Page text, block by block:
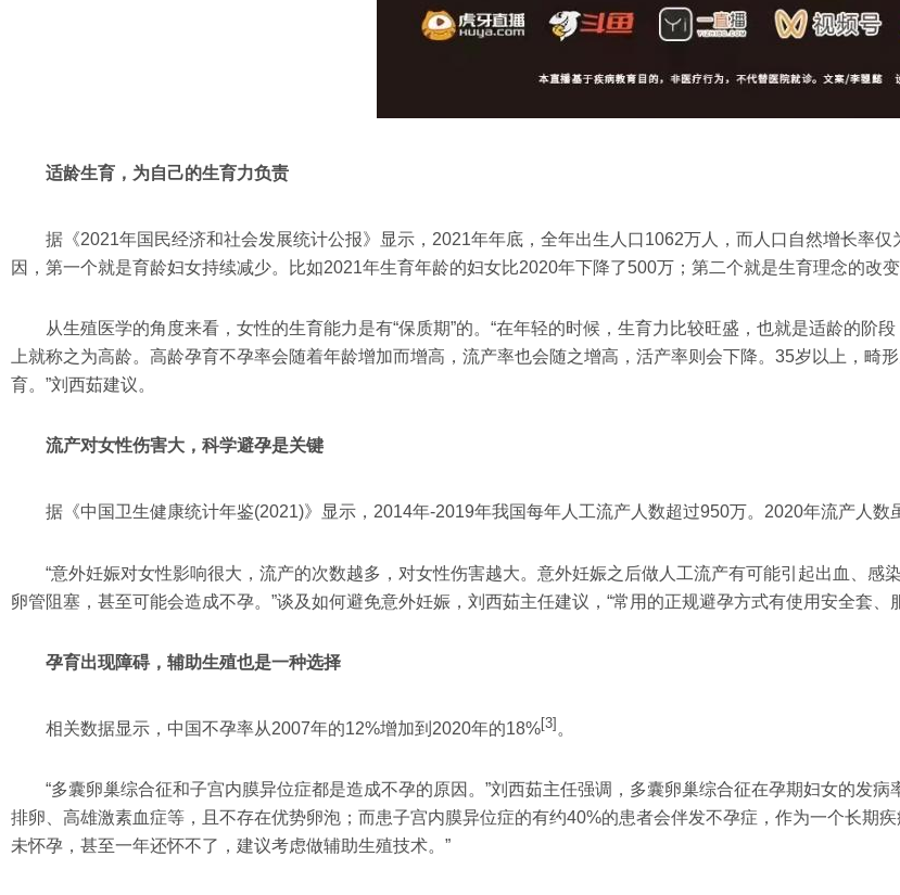
适龄生育，为自己的生育力负责
据《2021年国民经济和社会发展统计公报》显示，2021年年底，全年出生人口1062万人，而人口自然增长率仅
因，第一个就是育龄妇女持续减少。比如2021年生育年龄的妇女比2020年下降了500万；第二个就是生育理念的改
从生殖医学的角度来看，女性的生育能力是有“保质期”的。“在年轻的时候，生育力比较旺盛，也就是适龄的阶
上就称之为高龄。高龄孕育不孕率会随着年龄增加而增高，流产率也会随之增高，活产率则会下降。35岁以上，
育。”刘西茹建议。
流产对女性伤害大，科学避孕是关键
据《中国卫生健康统计年鉴(2021)》显示，2014年-2019年我国每年人工流产人数超过950万。2020年流产人数
“意外妊娠对女性影响很大，流产的次数越多，对女性伤害越大。意外妊娠之后做人工流产有可能引起出血、
卵管阻塞，甚至可能会造成不孕。”谈及如何避免意外妊娠，刘西茹主任建议，“常用的正规避孕方式有使用安全套
孕育出现障碍，辅助生殖也是一种选择
相关数据显示，中国不孕率从2007年的12%增加到2020年的18%[3] 。
“多囊卵巢综合征和子宫内膜异位症都是造成不孕的原因。”刘西茹主任强调，多囊卵巢综合征在孕期妇女的发
排卵、高雄激素血症等，且不存在优势卵泡；而患子宫内膜异位症的有约40%的患者会伴发不孕症，作为一个长期
未怀孕，甚至一年还怀不了，建议考虑做辅助生殖技术。”